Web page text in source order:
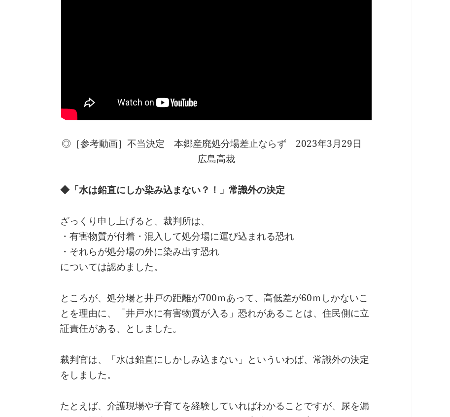
◎［参考動画］不当決定 本郷産廃処分場差止ならず 2023年3月29日
広島高裁
◆「水は鉛直にしか染み込まない？！」常識外の決定
ざっくり申し上げると、裁判所は、
・有害物質が付着・混入して処分場に運び込まれる恐れ
・それらが処分場の外に染み出す恐れ
については認めました。
ところが、処分場と井戸の距離が700ｍあって、高低差が60ｍしかないこ
とを理由に、「井戸水に有害物質が入る」恐れがあることは、住民側に立
証責任がある、としました。
裁判官は、「水は鉛直にしかしみ込まない」といういわば、常識外の決定
をしました。
たとえば、介護現場や子育てを経験していればわかることですが、尿を漏